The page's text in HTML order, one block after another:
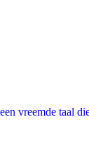
vreemde taal